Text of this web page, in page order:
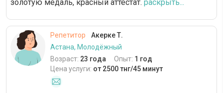
золотую медаль, красный аттестат. раскрыть...
Репетитор
Акерке Т.
Астана, Молодёжный
Возраст: 23 года Опыт: 1 год
Цена услуги: от 2500 тнг/45 минут